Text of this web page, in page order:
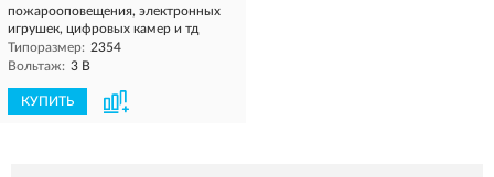
пожарооповещения, электронных
игрушек, цифровых камер и тд
Типоразмер: 2354
Вольтаж: 3 В
КУПИТЬ